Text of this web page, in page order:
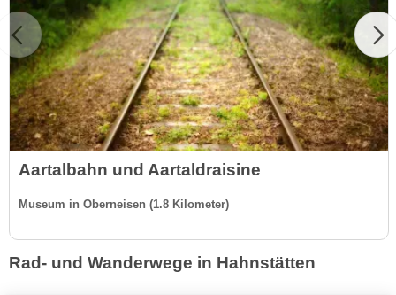
Aartalbahn und Aartaldraisine
Museum in Oberneisen (1.8 Kilometer)
Rad- und Wanderwege in Hahnstätten